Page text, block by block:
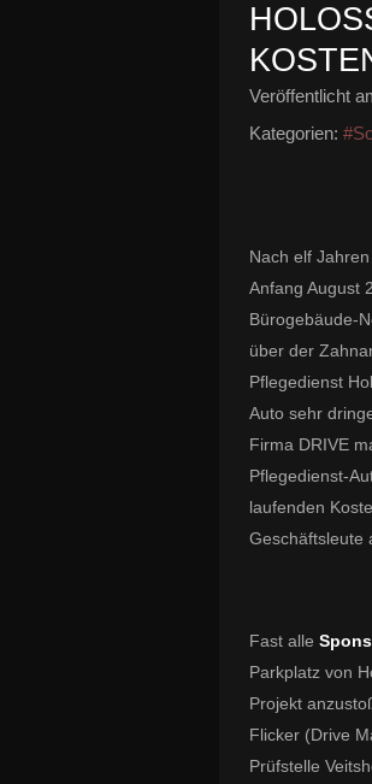
Veröffentlicht
Kategorien:
Nach elf
Anfang August
Bürogebäude-
über der
Pflegedienst
Auto sehr
Firma DRIVE
Pflegedienst-
laufenden
Geschäftsleute
Fast alle
Parkplatz von
Projekt
Flicker (Drive
Prüfstelle